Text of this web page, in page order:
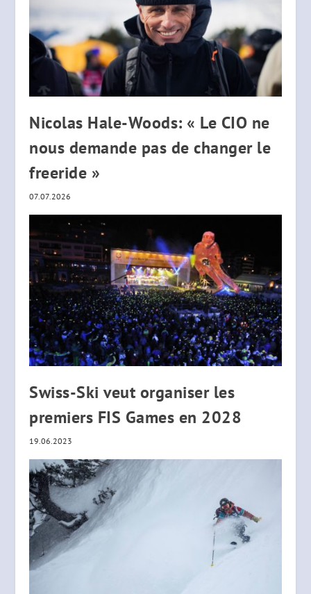
Nicolas Hale-Woods: « Le CIO ne
nous demande pas de changer le
freeride »
07.07.2026
Swiss-Ski veut organiser les
premiers FIS Games en 2028
19.06.2023